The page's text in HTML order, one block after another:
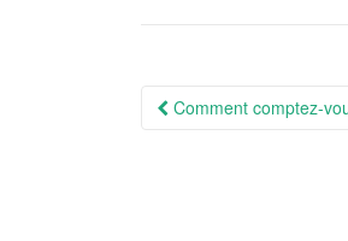
Navigation
Comment comptez-